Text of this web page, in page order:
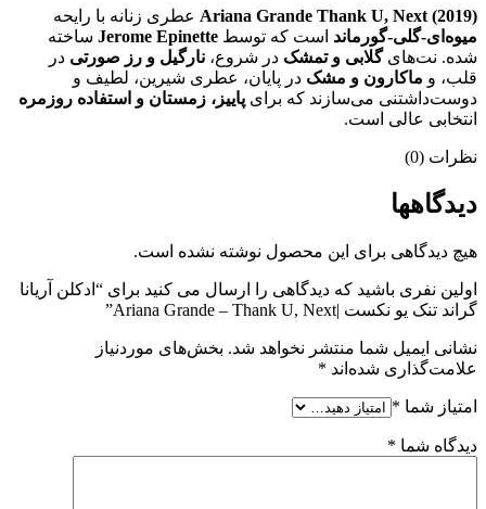
Ariana Grande Thank U, Next (2019) عطری زنانه با رایحه
میوه‌ای-گلی-گورماند است که توسط Jerome Epinette ساخته
شده. نت‌هایگلابی و تمشک در شروع، نارگیل و رز صورتی در
قلب، و ماکارون و مشک در پایان، عطری شیرین، لطیف و
دوست‌داشتنی می‌سازند که برای پاییز، زمستان و استفاده روزمره
انتخابی عالی است.
نظرات (0)
دیدگاهها
هیچ دیدگاهی برای این محصول نوشته نشده است.
اولین نفری باشید که دیدگاهی را ارسال می کنید برای “ادکلن آریانا
گراند تنک یو نکست |Ariana Grande – Thank U, Next”
نشانی ایمیل شما منتشر نخواهد شد. بخش‌های موردنیاز
علامت‌گذاری شده‌اند *
امتیاز شما *
دیدگاه شما *